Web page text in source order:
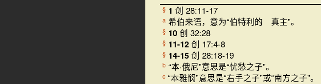
§ 1 创 28:11-17
a 希伯来语，意为“伯特利的 真主”。
§ 10 创 32:28
§ 11-12 创 17:4-8
§ 14-15 创 28:18-19
b “本·俄尼”意思是“忧愁之子”。
c “本雅悯”意思是“右手之子”或“南方之子”。